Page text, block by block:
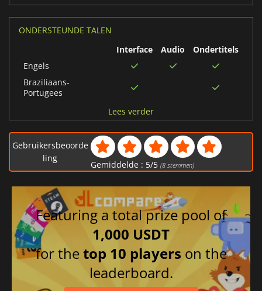
ONDERSTEUNDE TALEN
Interface
Audio
Ondertitels
Engels
Braziliaans-
Portugees
Duits
Frans
Portugees
Lees verder
Gebruikersbeoorde
ling
Gemiddelde : 5/5 (8stemmen)
Featuring a total prize pool of
1,000 USDT
for thetop 10 players on the
leaderboard.